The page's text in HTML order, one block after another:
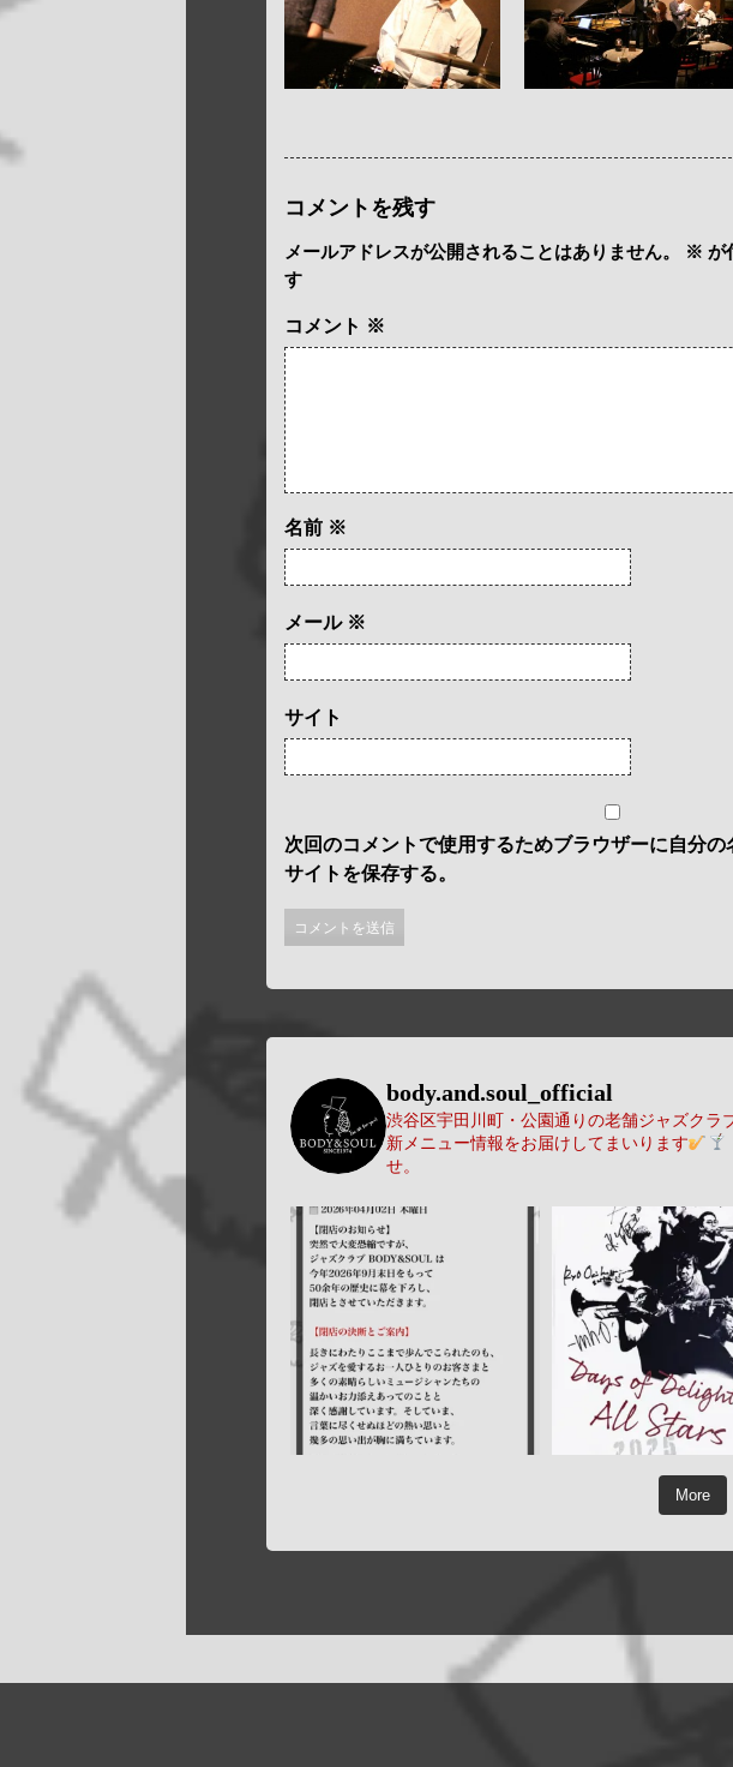
コメントを残す
メールアドレスが公開されることはありません。 ※ が
す
コメント ※
名前 ※
メール ※
サイト
次回のコメントで使用するためブラウザーに自分の
サイトを保存する。
body.and.soul_official
渋谷区宇田川町・公園通りの老舗ジャズクラ
新メニュー情報をお届けしてまいります
せ。
More